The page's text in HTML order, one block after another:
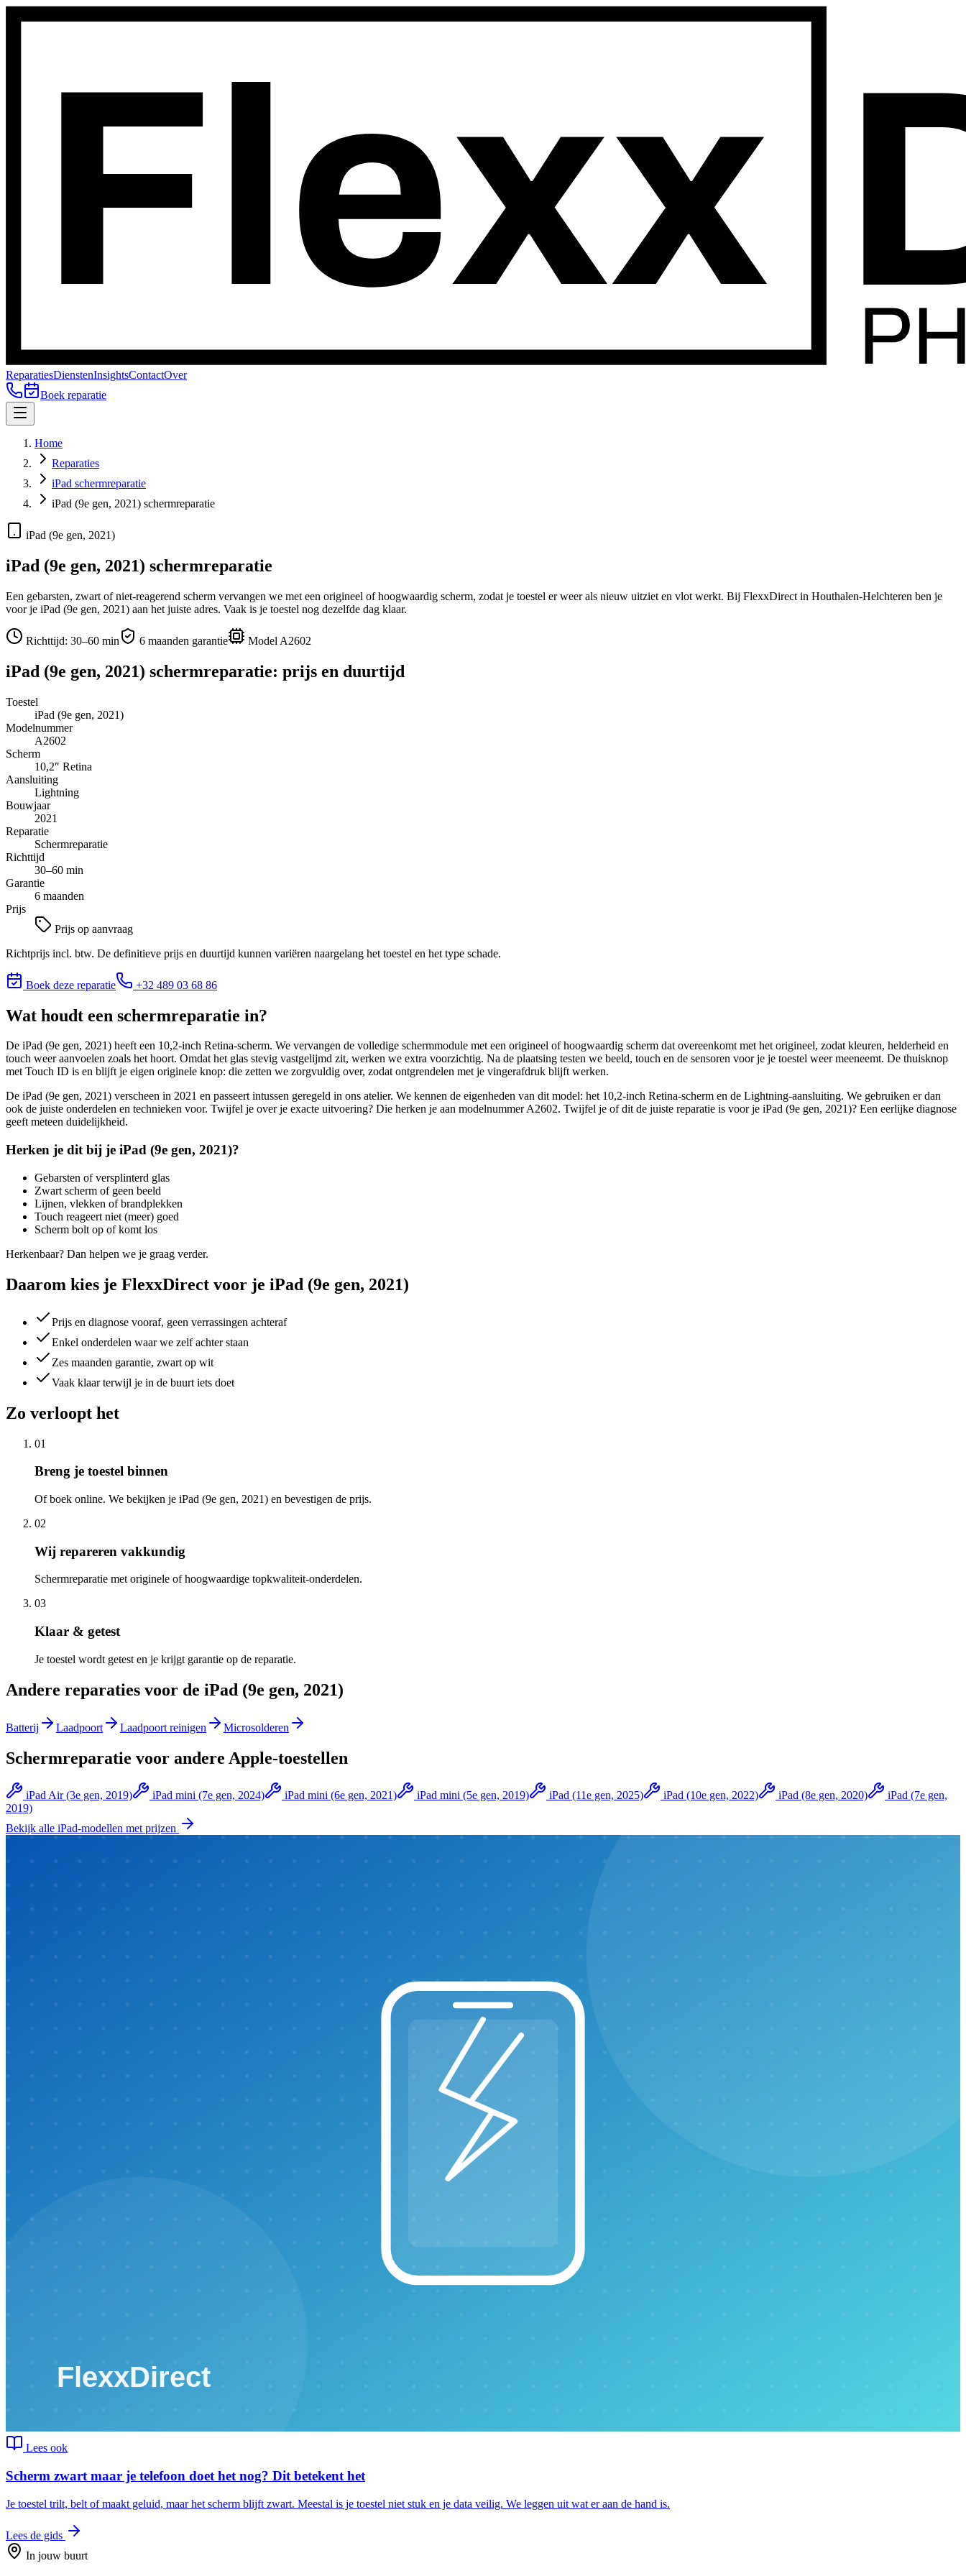
ReparatiesDienstenInsightsContactOver
Boek reparatie
Home
Reparaties
iPad schermreparatie
iPad (9e gen, 2021) schermreparatie
iPad (9e gen, 2021)
iPad (9e gen, 2021) schermreparatie
Een gebarsten, zwart of niet-reagerend scherm vervangen we met een origineel of hoogwaardig scherm, zodat je toestel er weer als nieuw uitziet en vlot werkt. Bij FlexxDirect in Houthalen-Helchteren ben je
voor je iPad (9e gen, 2021) aan het juiste adres. Vaak is je toestel nog dezelfde dag klaar.
Richttijd: 30–60 min 6 maanden garantie Model A2602
iPad (9e gen, 2021) schermreparatie: prijs en duurtijd
Toestel
iPad (9e gen, 2021)
Modelnummer
A2602
Scherm
10,2″ Retina
Aansluiting
Lightning
Bouwjaar
2021
Reparatie
Schermreparatie
Richttijd
30–60 min
Garantie
6 maanden
Prijs
Prijs op aanvraag
Richtprijs incl. btw. De definitieve prijs en duurtijd kunnen variëren naargelang het toestel en het type schade.
Boek deze reparatie +32 489 03 68 86
Wat houdt een schermreparatie in?
De iPad (9e gen, 2021) heeft een 10,2-inch Retina-scherm. We vervangen de volledige schermmodule met een origineel of hoogwaardig scherm dat overeenkomt met het origineel, zodat kleuren, helderheid en
touch weer aanvoelen zoals het hoort. Omdat het glas stevig vastgelijmd zit, werken we extra voorzichtig. Na de plaatsing testen we beeld, touch en de sensoren voor je je toestel weer meeneemt. De thuisknop
met Touch ID is en blijft je eigen originele knop: die zetten we zorgvuldig over, zodat ontgrendelen met je vingerafdruk blijft werken.
De iPad (9e gen, 2021) verscheen in 2021 en passeert intussen geregeld in ons atelier. We kennen de eigenheden van dit model: het 10,2-inch Retina-scherm en de Lightning-aansluiting. We gebruiken er dan
ook de juiste onderdelen en technieken voor. Twijfel je over je exacte uitvoering? Die herken je aan modelnummer A2602. Twijfel je of dit de juiste reparatie is voor je iPad (9e gen, 2021)? Een eerlijke diagnose
geeft meteen duidelijkheid.
Herken je dit bij je iPad (9e gen, 2021)?
Gebarsten of versplinterd glas
Zwart scherm of geen beeld
Lijnen, vlekken of brandplekken
Touch reageert niet (meer) goed
Scherm bolt op of komt los
Herkenbaar? Dan helpen we je graag verder.
Daarom kies je FlexxDirect voor je iPad (9e gen, 2021)
Prijs en diagnose vooraf, geen verrassingen achteraf
Enkel onderdelen waar we zelf achter staan
Zes maanden garantie, zwart op wit
Vaak klaar terwijl je in de buurt iets doet
Zo verloopt het
01
Breng je toestel binnen
Of boek online. We bekijken je iPad (9e gen, 2021) en bevestigen de prijs.
02
Wij repareren vakkundig
Schermreparatie met originele of hoogwaardige topkwaliteit-onderdelen.
03
Klaar & getest
Je toestel wordt getest en je krijgt garantie op de reparatie.
Andere reparaties voor de iPad (9e gen, 2021)
Batterij Laadpoort Laadpoort reinigen Microsolderen
Schermreparatie voor andere Apple-toestellen
iPad Air (3e gen, 2019) iPad mini (7e gen, 2024) iPad mini (6e gen, 2021) iPad mini (5e gen, 2019) iPad (11e gen, 2025) iPad (10e gen, 2022) iPad (8e gen, 2020)
iPad (7e gen,
2019)
Bekijk alle iPad-modellen met prijzen
Lees ook
Scherm zwart maar je telefoon doet het nog? Dit betekent het
Je toestel trilt, belt of maakt geluid, maar het scherm blijft zwart. Meestal is je toestel niet stuk en je data veilig. We leggen uit wat er aan de hand is.
Lees de gids
In jouw buurt